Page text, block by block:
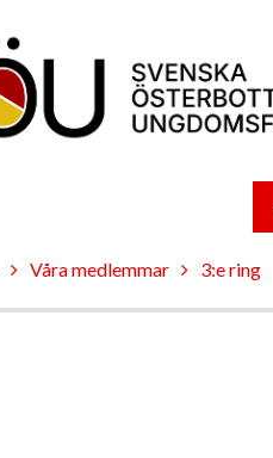
Våra medlemmar 3:e ring